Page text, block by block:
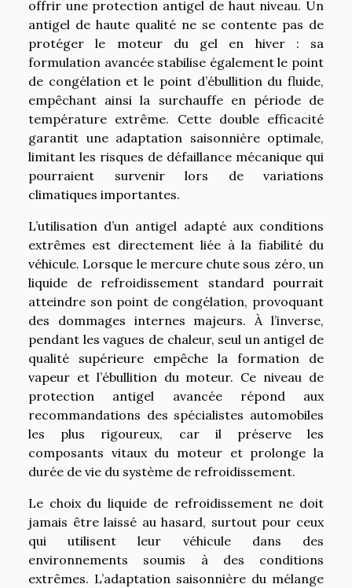
offrir une protection antigel de haut niveau. Un
antigel de haute qualité ne se contente pas de
protéger le moteur du gel en hiver : sa
formulation avancée stabilise également le point
de congélation et le point d’ébullition du fluide,
empêchant ainsi la surchauffe en période de
température extrême. Cette double efficacité
garantit une adaptation saisonnière optimale,
limitant les risques de défaillance mécanique qui
pourraient survenir lors de variations
climatiques importantes.
L’utilisation d’un antigel adapté aux conditions
extrêmes est directement liée à la fiabilité du
véhicule. Lorsque le mercure chute sous zéro, un
liquide de refroidissement standard pourrait
atteindre son point de congélation, provoquant
des dommages internes majeurs. À l’inverse,
pendant les vagues de chaleur, seul un antigel de
qualité supérieure empêche la formation de
vapeur et l’ébullition du moteur. Ce niveau de
protection antigel avancée répond aux
recommandations des spécialistes automobiles
les plus rigoureux, car il préserve les
composants vitaux du moteur et prolonge la
durée de vie du système de refroidissement.
Le choix du liquide de refroidissement ne doit
jamais être laissé au hasard, surtout pour ceux
qui utilisent leur véhicule dans des
environnements soumis à des conditions
extrêmes. L’adaptation saisonnière du mélange